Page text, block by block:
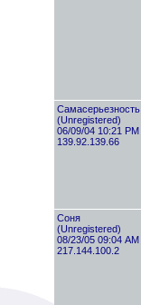
Самасерьезность
(Unregistered)
06/09/04 10:21 PM
139.92.139.66
Соня
(Unregistered)
08/23/05 09:04 AM
217.144.100.2